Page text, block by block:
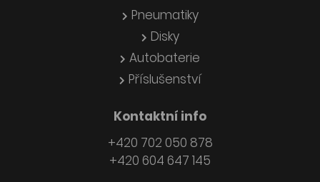
Pneumatiky
Disky
Autobaterie
Příslušenství
Kontaktní info
+420 702 050 878
+420 604 647 145